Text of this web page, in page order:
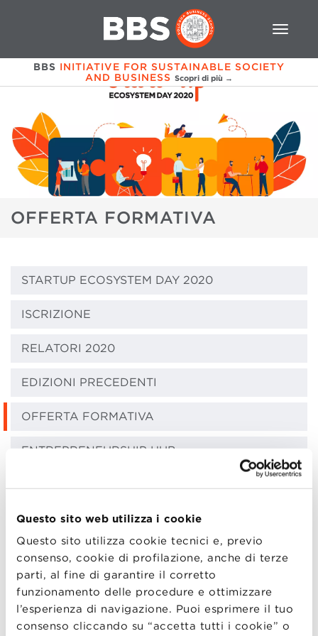
Questo sito web utilizza i cookie
Questo sito utilizza cookie tecnici e, previo
consenso, cookie di profilazione, anche di terze
parti, al fine di garantire il corretto
funzionamento delle procedure e ottimizzare
l’esperienza di navigazione. Puoi esprimere il tuo
consenso cliccando su “accetta tutti i cookie” o
BBS INITIATIVE FOR SUSTAINABLE SOCIETY
AND BUSINESS Scopri di più →
OFFERTA FORMATIVA
STARTUP ECOSYSTEM DAY 2020
ISCRIZIONE
RELATORI 2020
EDIZIONI PRECEDENTI
OFFERTA FORMATIVA
ENTREPRENEURSHIP HUB
L’Executive Master in Entrepreneurship ha l’obiettivo
di formare e ispirare una nuova generazione di
imprenditori e imprenditrici. Sviluppato con un
percorso disegnato su misura per i partecipanti, il
Master è incentrato sul progetto imprenditoriale del
singolo imprenditore, sviluppando un piano di studio
personalizzato. Gli insegnamenti del corso hanno un